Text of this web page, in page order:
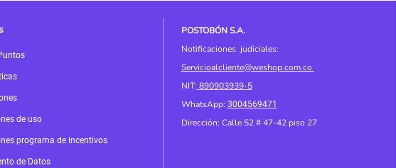
de uso
programa de incentivos
de Datos
POSTOBÓN S.A.
Notificaciones judiciales:
Servicioalcliente@weshop.com.co
NIT: 890903939-5
WhatsApp: 3004569471
Dirección: Calle 52 # 47-42 piso 27